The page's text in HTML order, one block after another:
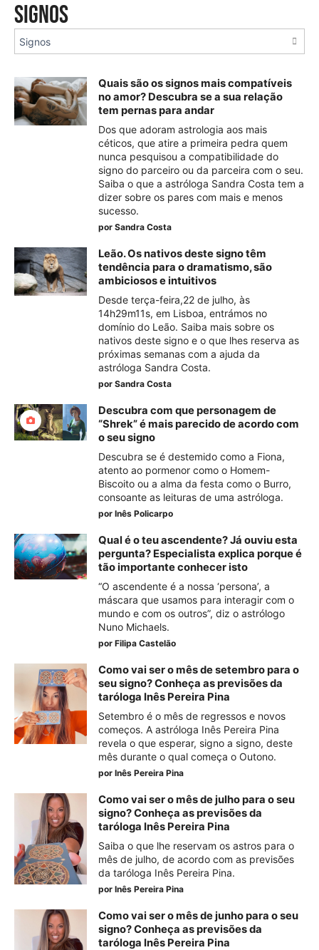
Signos
Quais são os signos mais compatíveis
no amor? Descubra se a sua relação
tem pernas para andar
Dos que adoram astrologia aos mais
céticos, que atire a primeira pedra quem
nunca pesquisou a compatibilidade do
signo do parceiro ou da parceira com o seu.
Saiba o que a astróloga Sandra Costa tem a
dizer sobre os pares com mais e menos
sucesso.
por Sandra Costa
Leão. Os nativos deste signo têm
tendência para o dramatismo, são
ambiciosos e intuitivos
Desde terça-feira,22 de julho, às
14h29m11s, em Lisboa, entrámos no
domínio do Leão. Saiba mais sobre os
nativos deste signo e o que lhes reserva as
próximas semanas com a ajuda da
astróloga Sandra Costa.
por Sandra Costa
Descubra com que personagem de
“Shrek” é mais parecido de acordo com
o seu signo
Descubra se é destemido como a Fiona,
atento ao pormenor como o Homem-
Biscoito ou a alma da festa como o Burro,
consoante as leituras de uma astróloga.
por Inês Policarpo
Qual é o teu ascendente? Já ouviu esta
pergunta? Especialista explica porque é
tão importante conhecer isto
“O ascendente é a nossa ‘persona’, a
máscara que usamos para interagir com o
mundo e com os outros”, diz o astrólogo
Nuno Michaels.
por Filipa Castelão
Como vai ser o mês de setembro para o
seu signo? Conheça as previsões da
taróloga Inês Pereira Pina
Setembro é o mês de regressos e novos
começos. A astróloga Inês Pereira Pina
revela o que esperar, signo a signo, deste
mês durante o qual começa o Outono.
por Inês Pereira Pina
Como vai ser o mês de julho para o seu
signo? Conheça as previsões da
taróloga Inês Pereira Pina
Saiba o que lhe reservam os astros para o
mês de julho, de acordo com as previsões
da taróloga Inês Pereira Pina.
por Inês Pereira Pina
Como vai ser o mês de junho para o seu
signo? Conheça as previsões da
taróloga Inês Pereira Pina